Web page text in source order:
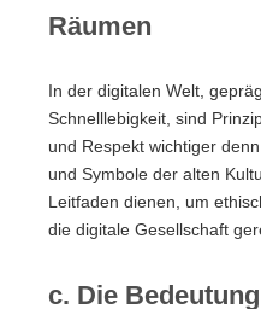
Räumen
In der digitalen Welt,
Schnelllebigkeit, sind
und Respekt wichtiger
und Symbole der alten
Leitfaden dienen, um
die digitale Gesellschaft
c. Die